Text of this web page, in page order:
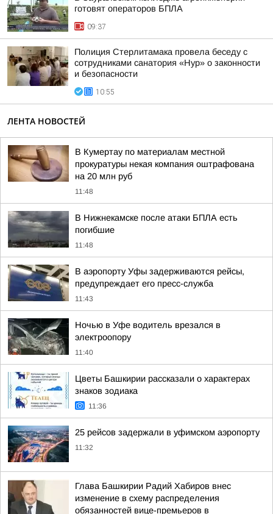
готовят операторов БПЛА
09:37
Полиция Стерлитамака провела беседу с
сотрудниками санатория «Нур» о законности
и безопасности
10:55
ЛЕНТА НОВОСТЕЙ
В Кумертау по материалам местной
прокуратуры некая компания оштрафована
на 20 млн руб
11:48
В Нижнекамске после атаки БПЛА есть
погибшие
11:48
В аэропорту Уфы задерживаются рейсы,
предупреждает его пресс-служба
11:43
Ночью в Уфе водитель врезался в
электроопору
11:40
Цветы Башкирии рассказали о характерах
знаков зодиака
11:36
25 рейсов задержали в уфимском аэропорту
11:32
Глава Башкирии Радий Хабиров внес
изменение в схему распределения
обязанностей вице-премьеров в